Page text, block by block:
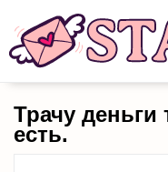
Трачу деньги
есть.